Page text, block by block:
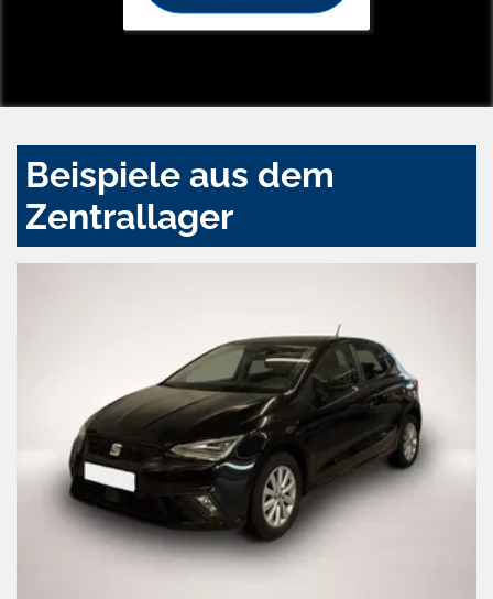
Beispiele aus dem
Zentrallager